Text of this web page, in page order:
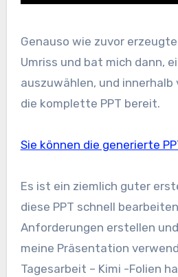
Genauso wie zuvor
Umriss und bat mich dann,
auszuwählen, und
die komplette PPT bereit.
Sie können die generierte
Es ist ein ziemlich guter
diese PPT schnell
Anforderungen erstellen
meine Präsentation
Tagesarbeit – Kimi -Folien